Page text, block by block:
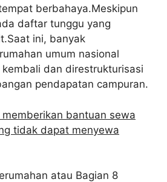
berbahaya.Meskipun
daftar tunggu yang
ini, banyak
umum nasional
dan direstrukturisasi
pendapatan campuran.
bantuan sewa
tidak dapat menyewa
atau Bagian 8